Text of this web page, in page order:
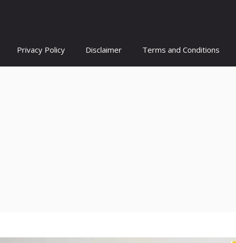
Privacy Policy Disclaimer Terms and Conditions